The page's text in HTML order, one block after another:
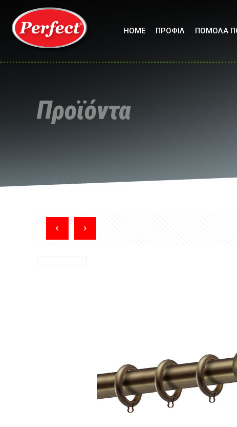
HOME ΠΡΟΦΙΛ ΠΟΜΟΛΑ
Προϊόντα